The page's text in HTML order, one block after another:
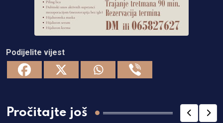
Podijelite vijest
Pročitajte još